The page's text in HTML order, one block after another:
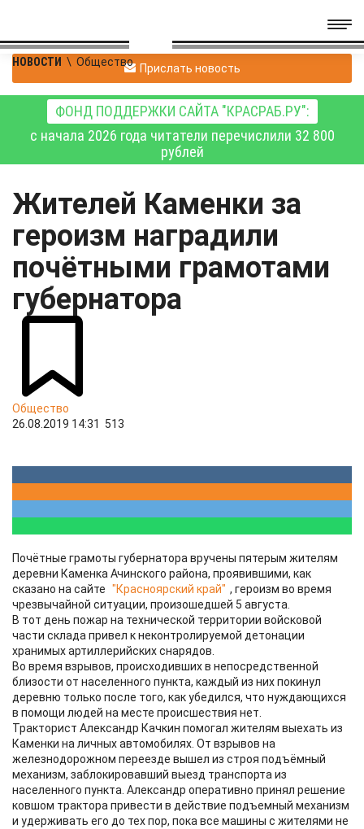
НОВОСТИ \ Общество Прислать новость
ФОНД ПОДДЕРЖКИ САЙТА "КРАСРАБ.РУ":
с начала 2026 года читатели перечислили 32 800
рублей
Жителей Каменки за
героизм наградили
почётными грамотами
губернатора
Общество
26.08.2019 14:31
513
Почётные грамоты губернатора вручены пятерым жителям
деревни Каменка Ачинского района, проявившими, как
сказано на сайте "Красноярский край" , героизм во время
чрезвычайной ситуации, произошедшей 5 августа.
В тот день пожар на технической территории войсковой
части склада привел к неконтролируемой детонации
хранимых артиллерийских снарядов.
Во время взрывов, происходивших в непосредственной
близости от населенного пункта, каждый из них покинул
деревню только после того, как убедился, что нуждающихся
в помощи людей на месте происшествия нет.
Тракторист Александр Качкин помогал жителям выехать из
Каменки на личных автомобилях. От взрывов на
железнодорожном переезде вышел из строя подъёмный
механизм, заблокировавший выезд транспорта из
населенного пункта. Александр оперативно принял решение
ковшом трактора привести в действие подъемный механизм
и удерживать его до тех пор, пока все машины с жителями не